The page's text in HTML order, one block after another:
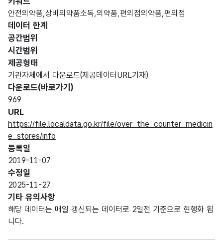
안전의약품,상비의약품소독,의약품,편의점의약품,편의점
데이터 한계
공간범위
시간범위
제공형태
기관자체에서 다운로드(제공데이터URL기재)
다운로드(바로가기)
969
URL
https://file.localdata.go.kr/file/over_the_counter_medicin
e_stores/info
등록일
2019-11-07
수정일
2025-11-27
기타 유의사항
해당 데이터는 매일 갱신되는 데이터로 2일전 기준으로 현행화 됩
니다.